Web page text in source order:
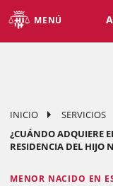
MENÚ
INICIO SERVICIOS
¿CUÁNDO ADQUIERE
RESIDENCIA DEL HIJO
MENOR NACIDO EN